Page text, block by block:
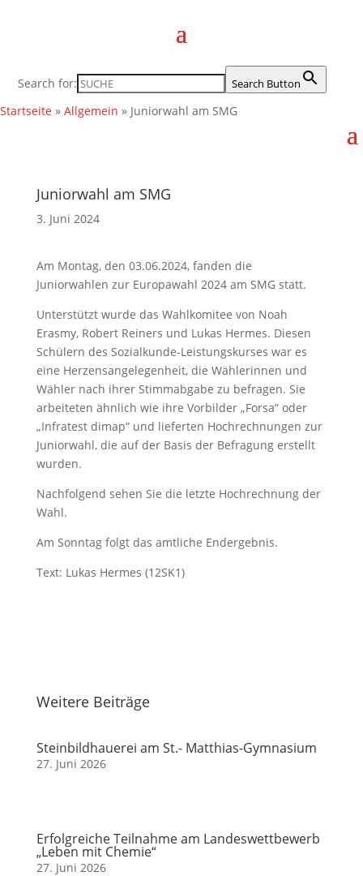
Search for: Search Button
Startseite » Allgemein » Juniorwahl am SMG
Juniorwahl am SMG
3. Juni 2024
Am Montag, den 03.06.2024, fanden die
Juniorwahlen zur Europawahl 2024 am SMG statt.
Unterstützt wurde das Wahlkomitee von Noah
Erasmy, Robert Reiners und Lukas Hermes. Diesen
Schülern des Sozialkunde-Leistungskurses war es
eine Herzensangelegenheit, die Wählerinnen und
Wähler nach ihrer Stimmabgabe zu befragen. Sie
arbeiteten ähnlich wie ihre Vorbilder „Forsa“ oder
„Infratest dimap“ und lieferten Hochrechnungen zur
Juniorwahl, die auf der Basis der Befragung erstellt
wurden.
Nachfolgend sehen Sie die letzte Hochrechnung der
Wahl.
Am Sonntag folgt das amtliche Endergebnis.
Text: Lukas Hermes (12SK1)
Weitere Beiträge
Steinbildhauerei am St.- Matthias-Gymnasium
27. Juni 2026
Erfolgreiche Teilnahme am Landeswettbewerb
„Leben mit Chemie“
27. Juni 2026